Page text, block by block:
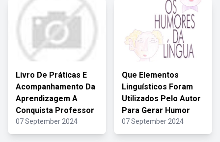
Livro De Práticas E
Acompanhamento Da
Aprendizagem A
Conquista Professor
07 September 2024
Que Elementos
Linguísticos Foram
Utilizados Pelo Autor
Para Gerar Humor
07 September 2024